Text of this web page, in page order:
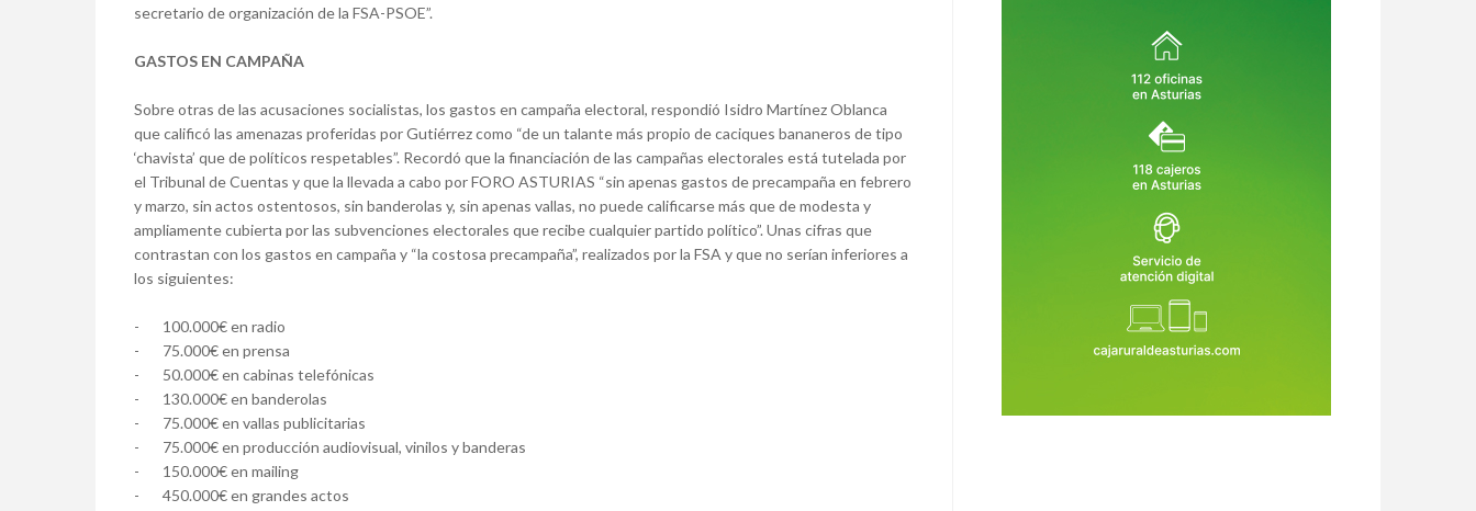
secretario de organización de la FSA-PSOE”.
GASTOS EN CAMPAÑA
Sobre otras de las acusaciones socialistas, los gastos en campaña electoral, respondió Isidro Martínez Oblanca
que calificó las amenazas proferidas por Gutiérrez como “de un talante más propio de caciques bananeros de tipo
‘chavista’ que de políticos respetables”. Recordó que la financiación de las campañas electorales está tutelada por
el Tribunal de Cuentas y que la llevada a cabo por FORO ASTURIAS “sin apenas gastos de precampaña en febrero
y marzo, sin actos ostentosos, sin banderolas y, sin apenas vallas, no puede calificarse más que de modesta y
ampliamente cubierta por las subvenciones electorales que recibe cualquier partido político”. Unas cifras que
contrastan con los gastos en campaña y “la costosa precampaña”, realizados por la FSA y que no serían inferiores a
los siguientes:
- 100.000€ en radio
- 75.000€ en prensa
- 50.000€ en cabinas telefónicas
- 130.000€ en banderolas
- 75.000€ en vallas publicitarias
- 75.000€ en producción audiovisual, vinilos y banderas
- 150.000€ en mailing
- 450.000€ en grandes actos